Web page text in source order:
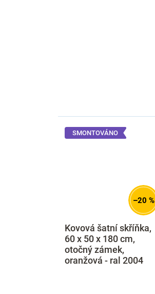
SMONTOVÁNO
–20 %
Kovová šatní skříňka,
60 x 50 x 180 cm,
otočný zámek,
oranžová - ral 2004